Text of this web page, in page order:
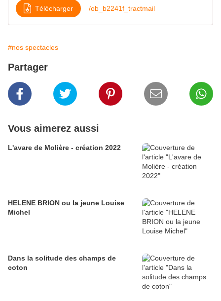
Télécharger /ob_b2241f_tractmail
#nos spectacles
Partager
Vous aimerez aussi
L'avare de Molière - création 2022
HELENE BRION ou la jeune Louise
Michel
Dans la solitude des champs de
coton